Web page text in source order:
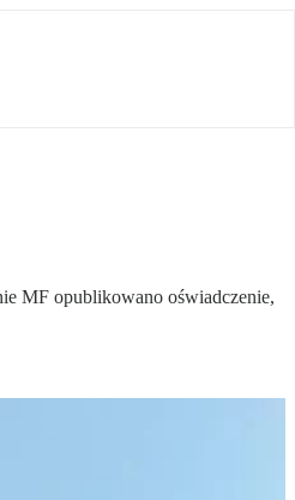
MF opublikowano oświadczenie,